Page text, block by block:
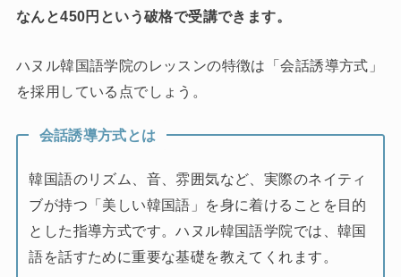
なんと450円という破格で受講できます。
ハヌル韓国語学院のレッスンの特徴は「会話誘導方式」
を採用している点でしょう。
会話誘導方式とは
韓国語のリズム、音、雰囲気など、実際のネイティ
ブが持つ「美しい韓国語」を身に着けることを目的
とした指導方式です。ハヌル韓国語学院では、韓国
語を話すために重要な基礎を教えてくれます。